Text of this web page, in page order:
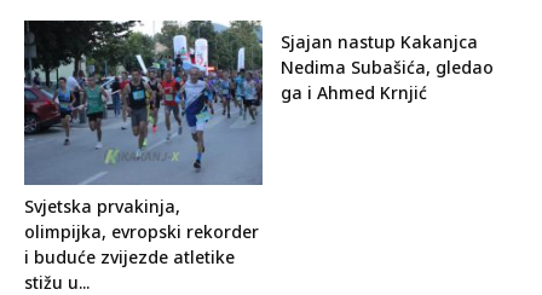
Svjetska prvakinja,
olimpijka, evropski rekorder
i buduće zvijezde atletike
stižu u...
Sjajan nastup Kakanjca
Nedima Subašića, gledao
ga i Ahmed Krnjić